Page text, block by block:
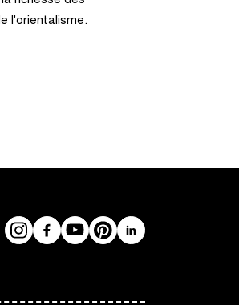
l'orientalisme.
Réseaux
InstagramFacebookYouTubePinterestLinkedIn